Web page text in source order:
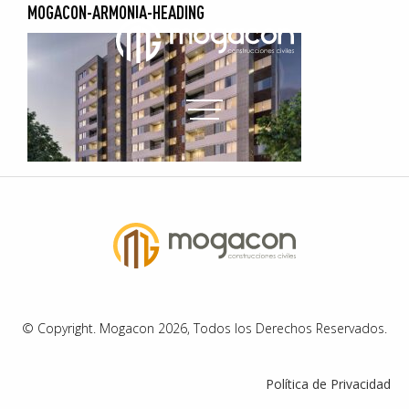
MOGACON-ARMONIA-HEADING
© Copyright. Mogacon 2026, Todos los Derechos Reservados.
Política de Privacidad